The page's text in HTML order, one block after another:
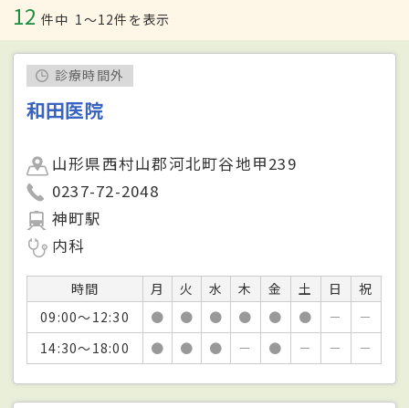
12 件中 1〜12件を表示
診療時間外
和田医院
山形県西村山郡河北町谷地甲239
0237-72-2048
神町駅
内科
時間 月 火 水 木 金 土 日
祝
09:00～12:30
● ● ● ● ● ● －
－
14:30～18:00
● ● ● － ● － － －